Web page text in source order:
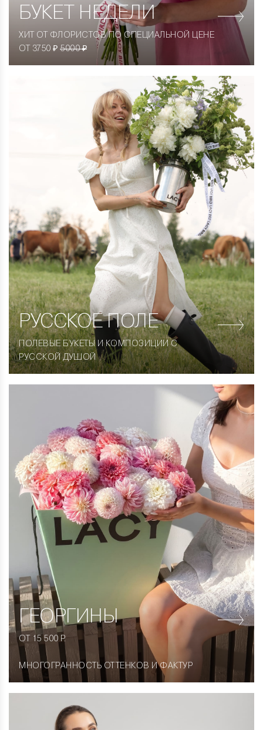
БУКЕТ НЕДЕЛИ
ХИТ ОТ ФЛОРИСТОВ ПО СПЕЦИАЛЬНОЙ ЦЕНЕ
ОТ 3750 ₽ 5000 ₽
РУССКОЕ ПОЛЕ
ПОЛЕВЫЕ БУКЕТЫ И КОМПОЗИЦИИ С
РУССКОЙ ДУШОЙ
ГЕОРГИНЫ
ОТ 15 500 Р.
МНОГОГРАННОСТЬ ОТТЕНКОВ И ФАКТУР